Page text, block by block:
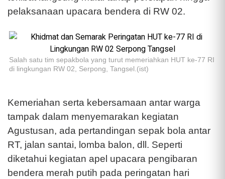
pelaksanaan upacara bendera di RW 02.
Salah satu tim sepakbola yang turut memeriahkan HUT ke-77 RI
di lingkungan RW 02, Serpong, Tangsel.(ist)
Kemeriahan serta kebersamaan antar warga
tampak dalam menyemarakan kegiatan
Agustusan, ada pertandingan sepak bola antar
RT, jalan santai, lomba balon, dll. Seperti
diketahui kegiatan apel upacara pengibaran
bendera merah putih pada peringatan hari